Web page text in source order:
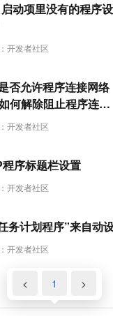
开发者社区
动项里没有的程序设
开发者社区
否允许程序连接网络
何解除阻止程序连接
设置方法
开发者社区
序标题栏设置
开发者社区
务计划程序”来自动
< 1 >